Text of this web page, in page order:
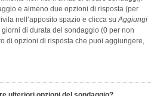
e almeno due opzioni di risposta (per
nell’apposito spazio e clicca suAggiungi
di durata del sondaggio (0 per non
di opzioni di risposta che puoi aggiungere,